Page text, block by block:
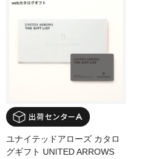
ユナイテッドアローズ カタロ
グギフト UNITED ARROWS